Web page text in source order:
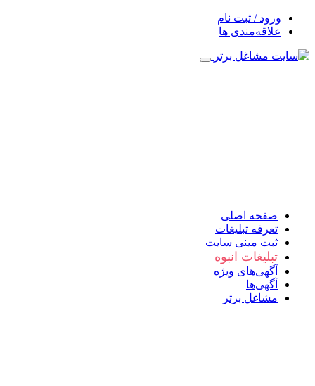
ورود / ثبت نام
علاقه‌مندی ها
صفحه اصلی
تعرفه تبلیغات
ثبت مینی سایت
تبلیغات انبوه
آگهی‌های ویژه
آگهی‌ها
مشاغل برتر